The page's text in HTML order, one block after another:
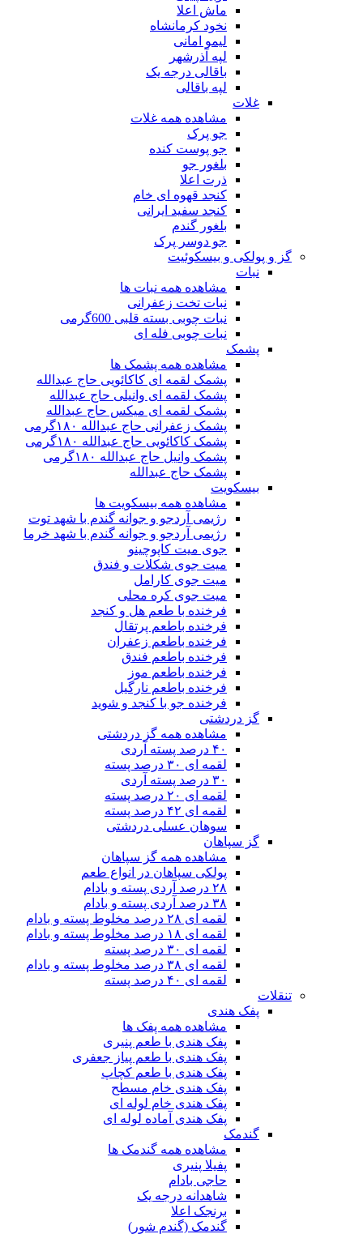
ماش اعلا
نخود کرمانشاه
لیمو امانی
لپه آذرشهر
باقالی درجه یک
لپه باقالی
غلات
مشاهده همه غلات
جو پرک
جو پوست کنده
بلغور جو
ذرت اعلا
کنجد قهوه ای خام
کنجد سفید ایرانی
بلغور گندم
جو دوسر پرک
گز و پولکی و بیسکوئیت
نبات
مشاهده همه نبات ها
نبات تخت زعفرانی
نبات چوبی بسته قلبی 600گرمی
نبات چوبی فله ای
پشمک
مشاهده همه پشمک ها
پشمک لقمه ای کاکائویی حاج عبدالله
پشمک لقمه ای وانیلی حاج عبدالله
پشمک لقمه ای میکس حاج عبدالله
پشمک زعفرانی حاج عبدالله ۱۸۰گرمی
پشمک کاکائویی حاج عبدالله ۱۸۰گرمی
پشمک وانیل حاج عبدالله ۱۸۰گرمی
پشمک حاج عبدالله
بیسکویت
مشاهده همه بیسکویت ها
رژیمی آردجو و جوانه گندم با شهد توت
رژیمی آردجو و جوانه گندم با شهد خرما
جوی میت کاپوچینو
میت جوی شکلات و فندق
میت جوی کارامل
میت جوی کره محلی
فرخنده با طعم هل و کنجد
فرخنده باطعم پرتقال
فرخنده باطعم زعفران
فرخنده باطعم فندق
فرخنده باطعم موز
فرخنده باطعم نارگیل
فرخنده جو با کنجد و شوید
گز دردشتی
مشاهده همه گز دردشتی
۴۰ درصد پسته آردی
لقمه ای ۳۰ درصد پسته
۳۰ درصد پسته آردی
لقمه ای ۲۰ درصد پسته
لقمه ای ۴۲ درصد پسته
سوهان عسلی دردشتی
گز سپاهان
مشاهده همه گز سپاهان
پولکی سپاهان در انواع طعم
۲۸ درصد آردی پسته و بادام
۳۸ درصد آردی پسته و بادام
لقمه ای ۲۸ درصد مخلوط پسته و بادام
لقمه ای ۱۸ درصد مخلوط پسته و بادام
لقمه ای ۳۰ درصد پسته
لقمه ای ۳۸ درصد مخلوط پسته و بادام
لقمه ای ۴۰ درصد پسته
تنقلات
پفک هندی
مشاهده همه پفک ها
پفک هندی با طعم پنیری
پفک هندی با طعم پیاز جعفری
پفک هندی با طعم کچاپ
پفک هندی خام مسطح
پفک هندی خام لوله ای
پفک هندی آماده لوله ای
گندمک
مشاهده همه گندمک ها
پفیلا پنیری
حاجی بادام
شاهدانه درجه یک
برنجک اعلا
گندمک (گندم شور)